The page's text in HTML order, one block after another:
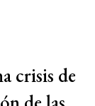
crisis de